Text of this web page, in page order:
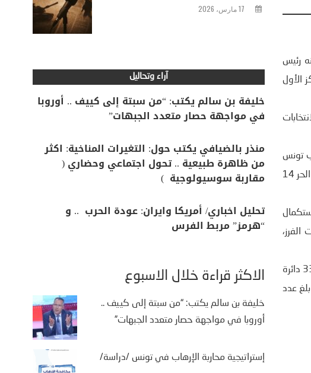
وفق ما أعلن عنه رئيس
الأول
للانتخابات
نصيب حزب قلب تونس
33 مقعدا وائتلاف الكرامة 18 مقعدا وحزب حركة تحيا تونس 16 مقعدا وحزب حركة الشعب 15 مقعدا والحزب الدستوري الحر 14
الفرز،
وأشار إلى أنّ عمليات الفرز جرت في جزء كبير من المكاتب وأنّه سيتمّ الإنطلاق في عملية تجميع النتائج بالمراكز الموجودة بـ 33 دائرة
أي بنسبة 16.4 بالمائة، في حين بلغ عدد
17 مارس، 2026
آراء وتحاليل
خليفة بن سالم يكتب: “من سبتة إلى كييف .. أوروبا
في مواجهة حصار متعدد الجبهات”
منذر بالضيافي يكتب حول: التغيرات المناخية: اكثر
من ظاهرة طبيعية .. تحول اجتماعي وحضاري (
مقاربة سوسيولوجية )
تحليل اخباري/ أمريكا وايران: عودة الحرب .. و
“هرمز” مربط الفرس
الأكثر قراءة خلال الأسبوع
خليفة بن سالم يكتب: “من سبتة إلى كييف ..
أوروبا في مواجهة حصار متعدد الجبهات”
إستراتيجية محاربة الإرهاب في تونس /دراسة/